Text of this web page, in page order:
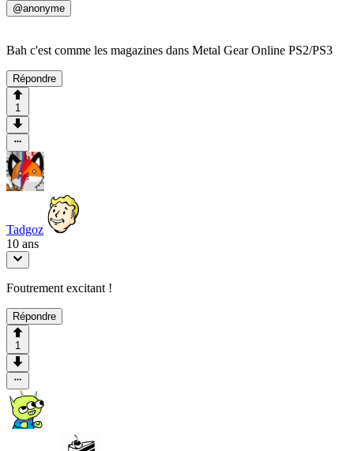
@anonyme
Bah c'est comme les magazines dans Metal Gear Online PS2/PS3
Répondre
1
Tadgoz
10 ans
Foutrement excitant !
Répondre
1